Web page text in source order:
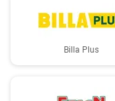
Billa Plus